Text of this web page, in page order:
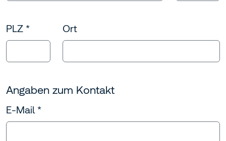
PLZ * Ort
Angaben zum Kontakt
E-Mail *